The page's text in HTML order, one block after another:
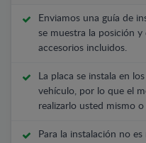
Enviamos una guía de
se muestra la posición
accesorios incluidos.
La placa se instala en
vehículo, por lo que el
realizarlo usted mismo
Para la instalación no